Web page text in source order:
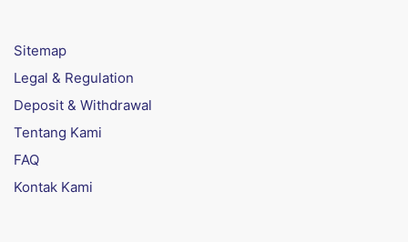
Sitemap
Legal & Regulation
Deposit & Withdrawal
Tentang Kami
FAQ
Kontak Kami